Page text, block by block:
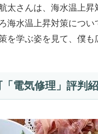
太さんは、海水温上
海水温上昇対策につ
を学ぶ姿を見て、僕も
電気修理」評判